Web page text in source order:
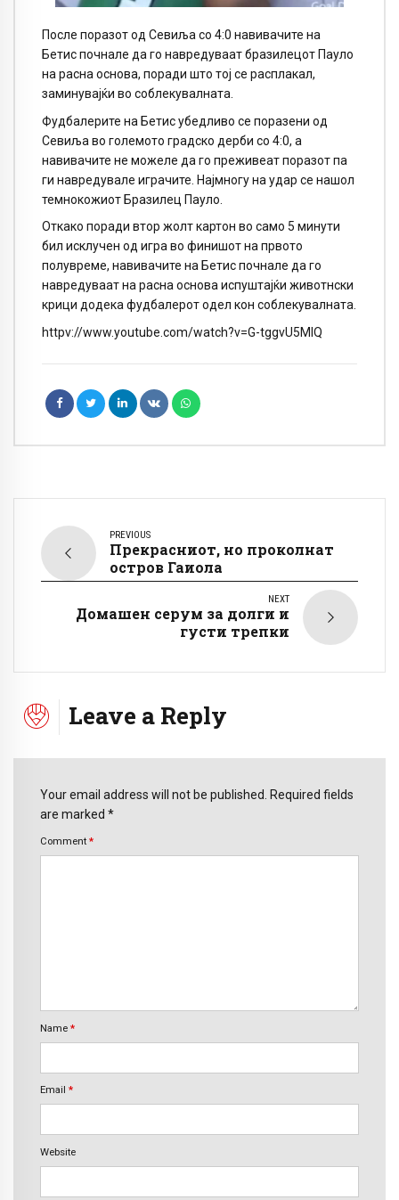
После поразот од Севиља со 4:0 навивачите на
Бетис почнале да го навредуваат бразилецот Пауло
на расна основа, поради што тој се расплакал,
заминувајќи во соблекувалната.
Фудбалерите на Бетис убедливо се поразени од
Севиља во големото градско дерби со 4:0, а
навивачите не можеле да го преживеат поразот па
ги навредувале играчите. Најмногу на удар се нашол
темнокожиот Бразилец Пауло.
Откако поради втор жолт картон во само 5 минути
бил исклучен од игра во финишот на првото
полувреме, навивачите на Бетис почнале да го
навредуваат на расна основа испуштајќи животнски
крици додека фудбалерот одел кон соблекувалната.
httpv://www.youtube.com/watch?v=G-tggvU5MIQ
PREVIOUS
Прекрасниот, но проколнат
остров Гаиола
NEXT
Домашен серум за долги и
густи трепки
Leave a Reply
Your email address will not be published. Required fields
are marked *
Comment *
Name *
Email *
Website